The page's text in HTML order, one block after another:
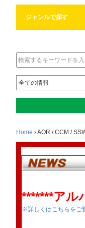
Home ›AOR / CCM /
*******アル
※詳しくはこちらをご